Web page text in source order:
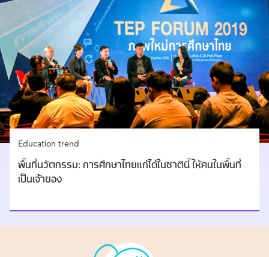
Education trend
พื้นที่นวัตกรรม: การศึกษาไทยแก้ได้ในชาตินี้ ให้คนในพื้นที่
เป็นเจ้าของ